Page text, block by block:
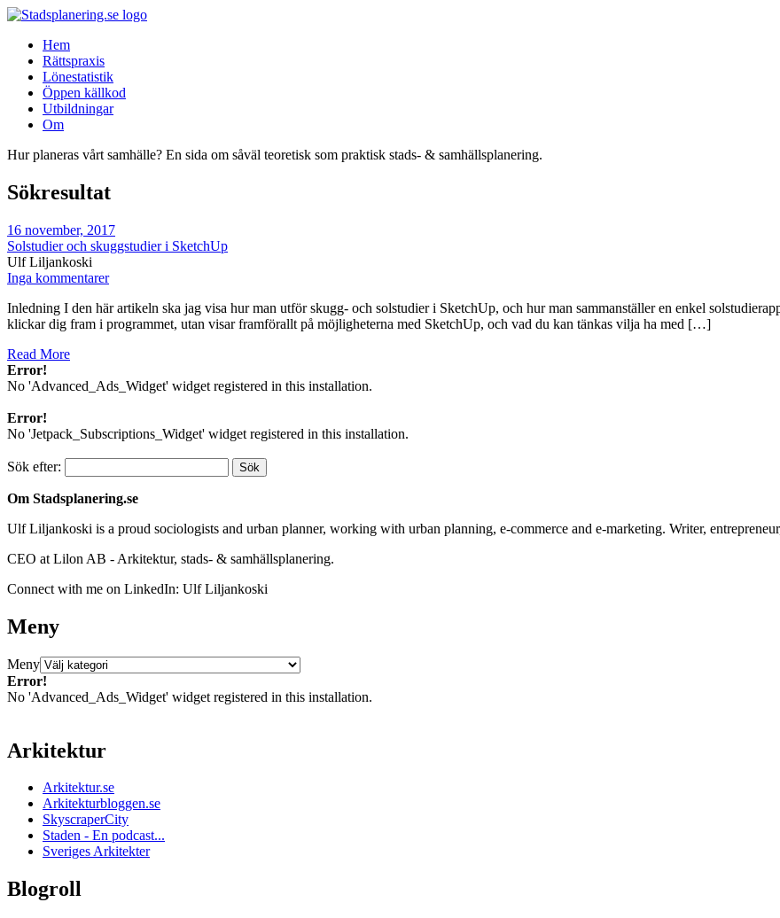
Hem
Rättspraxis
Lönestatistik
Öppen källkod
Utbildningar
Om
Hur planeras vårt samhälle? En sida om såväl teoretisk som praktisk stads- & samhällsplanering.
Sökresultat
16 november, 2017
Solstudier och skuggstudier i SketchUp
Ulf Liljankoski
Inga kommentarer
Inledning I den här artikeln ska jag visa hur man utför skugg- och solstudier i SketchUp, och hur man sammanställer en enkel
klickar dig fram i programmet, utan visar framförallt på möjligheterna med SketchUp, och vad du kan tänkas vilja ha med […]
Read More
Error!
No 'Advanced_Ads_Widget' widget registered in this installation.
Error!
No 'Jetpack_Subscriptions_Widget' widget registered in this installation.
Sök efter:
Om Stadsplanering.se
Ulf Liljankoski is a proud sociologists and urban planner, working with urban planning, e-commerce and e-marketing. Writer,
CEO at Lilon AB - Arkitektur, stads- & samhällsplanering.
Connect with me on LinkedIn: Ulf Liljankoski
Meny
Meny
Error!
No 'Advanced_Ads_Widget' widget registered in this installation.
Arkitektur
Arkitektur.se
Arkitekturbloggen.se
SkyscraperCity
Staden - En podcast...
Sveriges Arkitekter
Blogroll